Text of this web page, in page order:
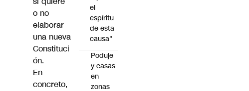
o no
elaborar
una nueva
Constituci
ón.
En
concreto,
el
espíritu
de esta
causa"
Poduje
y casas
en
zonas